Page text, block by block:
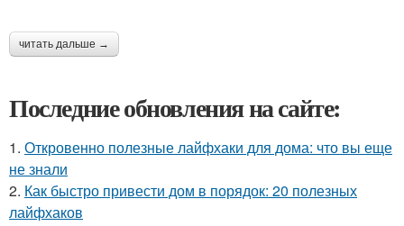
читать дальше →
Последние обновления на сайте:
1. Откровенно полезные лайфхаки для дома: что вы еще
не знали
2. Как быстро привести дом в порядок: 20 полезных
лайфхаков